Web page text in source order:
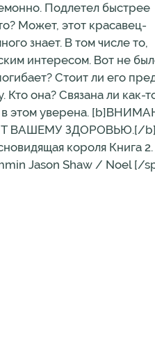
Подлетел быстрее
Может, этот красавец-
знает. В том числе то,
интересом. Вот не
Стоит ли его
она? Связана ли
в этом уверена.
ЗДОРОВЬЮ.[/b]
короля Книга 2.
Jason Shaw / Noel [/